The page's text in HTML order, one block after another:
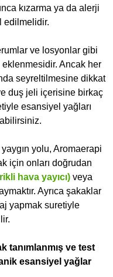
kızarma ya da alerji
edilmelidir.
ve losyonlar gibi
Ancak her
seyreltilmesine dikkat
duş jeli içerisine birkaç
esansiyel yağları
yolu, Aromaerapi
için onları doğrudan
hava yayıcı)veya
Ayrıca şakaklar
yapmak suretiyle
tanımlanmış ve test
esansiyel yağlar